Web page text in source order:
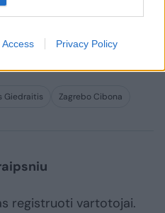
Access Privacy Policy
komanda.
Giedraitis Zagrebo Cibona
registruoti vartotojai.